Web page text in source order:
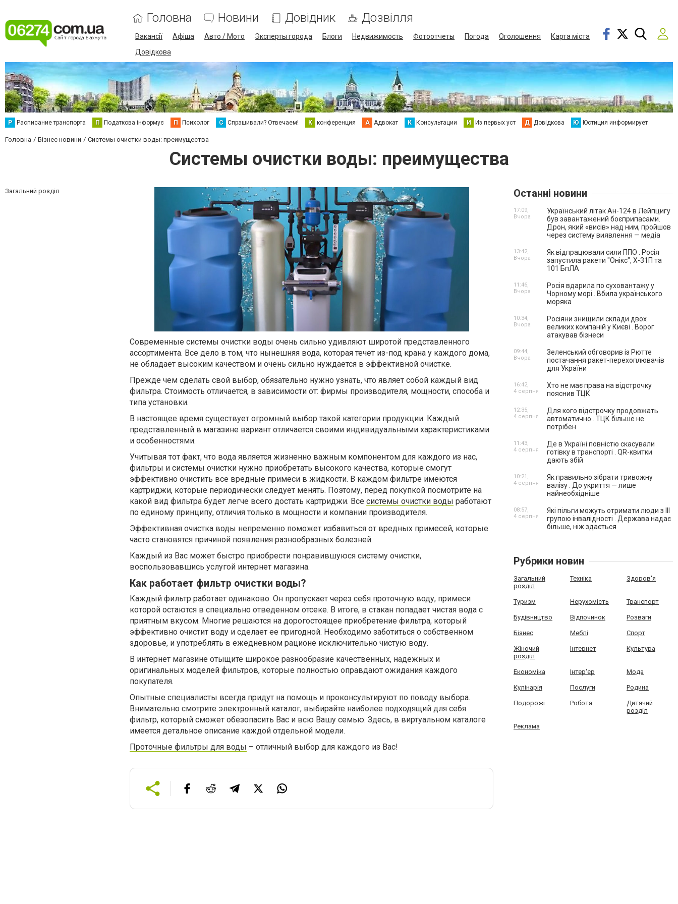
Головна Новини Довідник Дозвілля
Вакансії Афіша Авто / Мото Эксперты города Блоги Недвижимость Фотоотчеты Погода Оголошення
Карта міста
Довідкова
Р Расписание транспорта П Податкова інформує П Психолог С Спрашивали? Отвечаем! К конференция А Адвокат К Консультации И Из первых уст Д Довідкова Ю Юстиция информирует
Головна Бізнес новини Системы очистки воды: преимущества
Системы очистки воды: преимущества
Загальний розділ
Современные системы очистки воды очень сильно удивляют широтой представленного
ассортимента. Все дело в том, что нынешняя вода, которая течет из-под крана у каждого дома,
не обладает высоким качеством и очень сильно нуждается в эффективной очистке.
Прежде чем сделать свой выбор, обязательно нужно узнать, что являет собой каждый вид
фильтра. Стоимость отличается, в зависимости от: фирмы производителя, мощности, способа и
типа установки.
В настоящее время существует огромный выбор такой категории продукции. Каждый
представленный в магазине вариант отличается своими индивидуальными характеристиками
и особенностями.
Учитывая тот факт, что вода является жизненно важным компонентом для каждого из нас,
фильтры и системы очистки нужно приобретать высокого качества, которые смогут
эффективно очистить все вредные примеси в жидкости. В каждом фильтре имеются
картриджи, которые периодически следует менять. Поэтому, перед покупкой посмотрите на
какой вид фильтра будет легче всего достать картриджи. Все системы очистки воды работают
по единому принципу, отличия только в мощности и компании производителя.
Эффективная очистка воды непременно поможет избавиться от вредных примесей, которые
часто становятся причиной появления разнообразных болезней.
Каждый из Вас может быстро приобрести понравившуюся систему очистки,
воспользовавшись услугой интернет магазина.
Как работает фильтр очистки воды?
Каждый фильтр работает одинаково. Он пропускает через себя проточную воду, примеси
которой остаются в специально отведенном отсеке. В итоге, в стакан попадает чистая вода с
приятным вкусом. Многие решаются на дорогостоящее приобретение фильтра, который
эффективно очистит воду и сделает ее пригодной. Необходимо заботиться о собственном
здоровье, и употреблять в ежедневном рационе исключительно чистую воду.
В интернет магазине отыщите широкое разнообразие качественных, надежных и
оригинальных моделей фильтров, которые полностью оправдают ожидания каждого
покупателя.
Опытные специалисты всегда придут на помощь и проконсультируют по поводу выбора.
Внимательно смотрите электронный каталог, выбирайте наиболее подходящий для себя
фильтр, который сможет обезопасить Вас и всю Вашу семью. Здесь, в виртуальном каталоге
имеется детальное описание каждой отдельной модели.
Проточные фильтры для воды – отличный выбор для каждого из Вас!
Останні новини
Український літак Ан-124 в Лейпцигу
був завантажений боєприпасами.
Дрон, який «висів» над ним, пройшов
через систему виявлення — медіа
17:09,
Вчора
Як відпрацювали сили ППО . Росія
запустила ракети "Онікс", Х-31П та
101 БпЛА
13:42,
Вчора
Росія вдарила по суховантажу у
Чорному морі . Вбила українського
моряка
11:46,
Вчора
Росіяни знищили склади двох
великих компаній у Києві . Ворог
атакував бізнеси
10:34,
Вчора
Зеленський обговорив із Рютте
постачання ракет-перехоплювачів
для України
09:44,
Вчора
Хто не має права на відстрочку
пояснив ТЦК
16:42,
4 серпня
Для кого відстрочку продовжать
автоматично . ТЦК більше не
потрібен
12:35,
4 серпня
Де в Україні повністю скасували
готівку в транспорті . QR-квитки
дають збій
11:43,
4 серпня
Як правильно зібрати тривожну
валізу . До укриття — лише
найнеобхідніше
10:21,
4 серпня
Які пільги можуть отримати люди з III
групою інвалідності . Держава надає
більше, ніж здається
08:57,
4 серпня
Рубрики новин
Загальний
розділ
Техніка Здоров'я
Туризм Нерухомість Транспорт
Будівництво Відпочинок Розваги
Бізнес Меблі Спорт
Жіночий
розділ
Інтернет Культура
Економіка Інтер'єр Мода
Кулінарія Послуги Родина
Подорожі Робота
Дитячий
розділ
Реклама